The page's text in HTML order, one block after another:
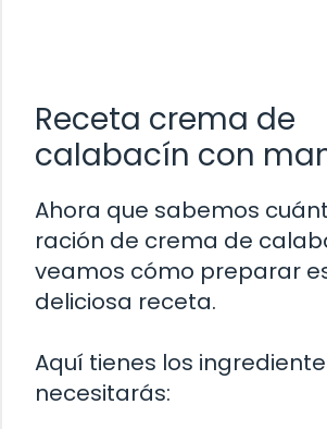
Receta crema de
calabacín con
Ahora que sabemos
ración de crema de
veamos cómo preparar
deliciosa receta.
Aquí tienes los
necesitarás: